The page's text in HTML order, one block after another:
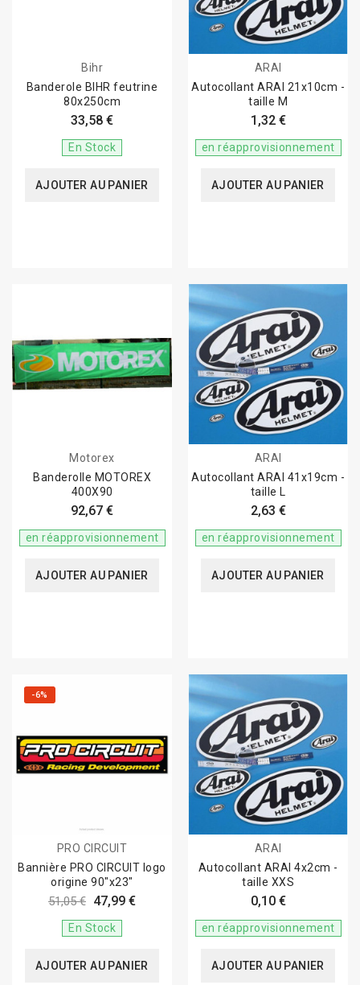
Bihr
Banderole BIHR feutrine
80x250cm
33,58 €
En Stock
AJOUTER AU PANIER
ARAI
Autocollant ARAI 21x10cm -
taille M
1,32 €
en réapprovisionnement
AJOUTER AU PANIER
Motorex
Banderolle MOTOREX
400X90
92,67 €
en réapprovisionnement
AJOUTER AU PANIER
ARAI
Autocollant ARAI 41x19cm -
taille L
2,63 €
en réapprovisionnement
AJOUTER AU PANIER
-6%
PRO CIRCUIT
Bannière PRO CIRCUIT logo
origine 90"x23"
51,05 € 47,99 €
En Stock
AJOUTER AU PANIER
ARAI
Autocollant ARAI 4x2cm -
taille XXS
0,10 €
en réapprovisionnement
AJOUTER AU PANIER